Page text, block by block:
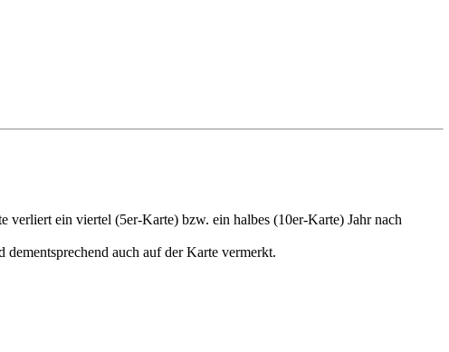
verliert ein viertel (5er-Karte) bzw. ein halbes (10er-Karte) Jahr nach
auch auf der Karte vermerkt.